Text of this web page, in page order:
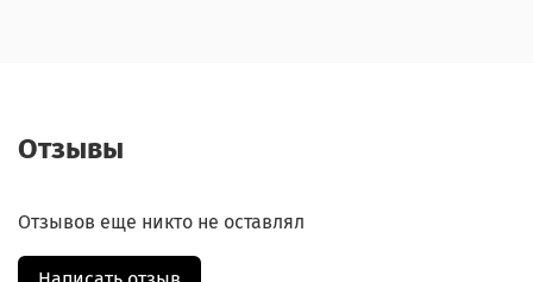
Отзывы
Отзывов еще никто не оставлял